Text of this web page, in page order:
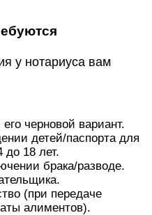
у нотариуса вам
черновой вариант.
детей/паспорта для
до 18 лет.
брака/разводе.
(при передаче
алиментов).